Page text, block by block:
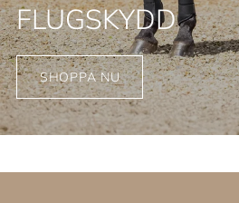
FLUGSKYDD
SHOPPA NU